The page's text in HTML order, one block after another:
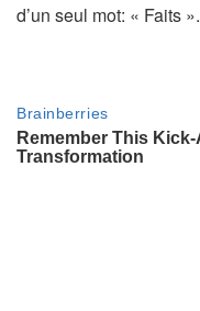
d’un seul mot: « Faits ».